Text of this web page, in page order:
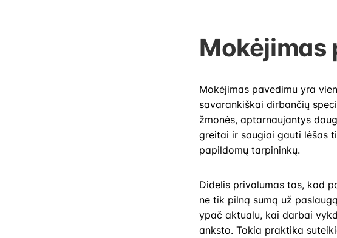
Mokėjimas
Mokėjimas pavedimu yra
savarankiškai dirbančių
žmonės, aptarnaujantys
greitai ir saugiai gauti lėšas
papildomų tarpininkų.
Didelis privalumas tas, kad
ne tik pilną sumą už
ypač aktualu, kai darbai
anksto. Tokia praktika